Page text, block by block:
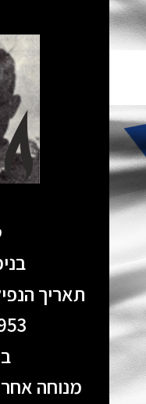
תאריך
מנוחה